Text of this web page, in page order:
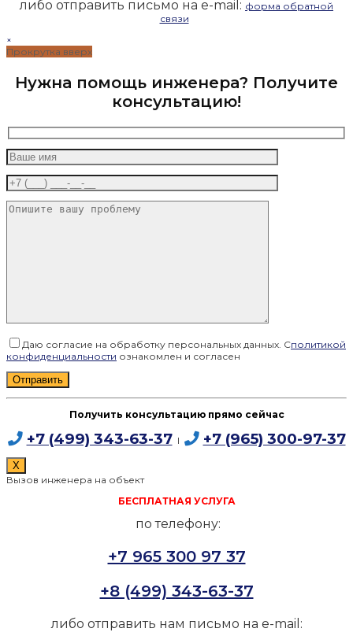
либо отправить письмо на e-mail: форма обратной
связи
×
Прокрутка вверх
Нужна помощь инженера? Получите
консультацию!
Даю согласие на обработку персональных данных. Сполитикой
конфиденциальности ознакомлен и согласен
Получить консультацию прямо сейчас
+7 (499) 343-63-37I +7 (965) 300-97-37
X
Вызов инженера на объект
БЕСПЛАТНАЯ УСЛУГА
по телефону:
+7 965 300 97 37
+8 (499) 343-63-37
либо отправить нам письмо на e-mail: